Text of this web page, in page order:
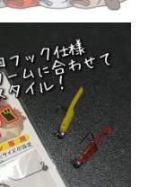
】#14フック·
イト
OUT